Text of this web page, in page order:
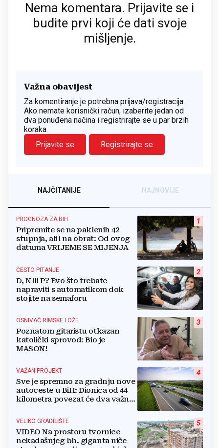
Nema komentara. Prijavite se i
budite prvi koji će dati svoje
mišljenje.
Važna obavijest
Za komentiranje je potrebna prijava/registracija.
Ako nemate korisnički račun, izaberite jedan od
dva ponuđena načina i registrirajte se u par brzih
koraka.
Prijavite se
Registrirajte se
NAJČITANIJE NAJNOVIJE
1
PROGNOZA ZA BIH
Pripremite se na paklenih 42
stupnja, ali i na obrat: Od ovog
datuma VRIJEME SE MIJENJA
2
ČESTO PITANJE
D, N ili P? Evo što trebate
napraviti s automatikom dok
stojite na semaforu
3
OSNIVAČ RIMSKE LOŽE
Poznatom gitaristu otkazan
katolički sprovod: Bio je
MASON!
4
VAŽAN PROJEKT
Sve je spremno za gradnju nove
autoceste u BiH: Dionica od 44
kilometra povezat će dva važna
5
VELIKO GRADILIŠTE
VIDEO Na prostoru tvornice
nekadašnjeg bh. giganta niče